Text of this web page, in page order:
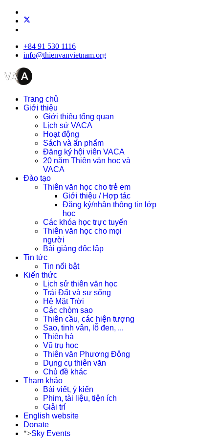
+84 91 530 1116
info@thienvanvietnam.org
Trang chủ
Giới thiệu
Giới thiệu tổng quan
Lịch sử VACA
Hoạt động
Sách và ấn phẩm
Đăng ký hội viên VACA
20 năm Thiên văn học và
VACA
Đào tạo
Thiên văn học cho trẻ em
Giới thiệu / Hợp tác
Đăng ký/nhận thông tin lớp
học
Các khóa học trực tuyến
Thiên văn học cho mọi
người
Bài giảng độc lập
Tin tức
Tin nổi bật
Kiến thức
Lịch sử thiên văn học
Trái Đất và sự sống
Hệ Mặt Trời
Các chòm sao
Thiên cầu, các hiện tượng
Sao, tinh vân, lỗ đen, ...
Thiên hà
Vũ trụ học
Thiên văn Phương Đông
Dụng cụ thiên văn
Chủ đề khác
Tham khảo
Bài viết, ý kiến
Phim, tài liệu, tiện ích
Giải trí
English website
Donate
">Sky Events